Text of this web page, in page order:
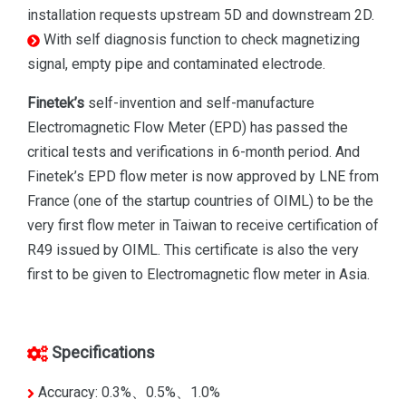
installation requests upstream 5D and downstream 2D.
With self diagnosis function to check magnetizing
signal, empty pipe and contaminated electrode.
Finetek’s self-invention and self-manufacture
Electromagnetic Flow Meter (EPD) has passed the
critical tests and verifications in 6-month period. And
Finetek’s EPD flow meter is now approved by LNE from
France (one of the startup countries of OIML) to be the
very first flow meter in Taiwan to receive certification of
R49 issued by OIML. This certificate is also the very
first to be given to Electromagnetic flow meter in Asia.
Specifications
Accuracy: 0.3%、0.5%、1.0%